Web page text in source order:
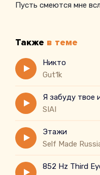
Пусть смеются мне
Я забуду — и кто я сам?
Также в теме
Никто
Gut1k
Я забуду твое
SIAI
Этажи
Self Made
852 Hz Third